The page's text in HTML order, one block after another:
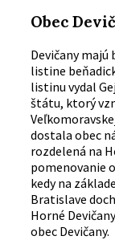
Obec
Devičany majú
listine
listinu vydal
štátu, ktorý
dostala obec
rozdelená na
pomenovanie
kedy na
Bratislave
Horné
obec Devičany.